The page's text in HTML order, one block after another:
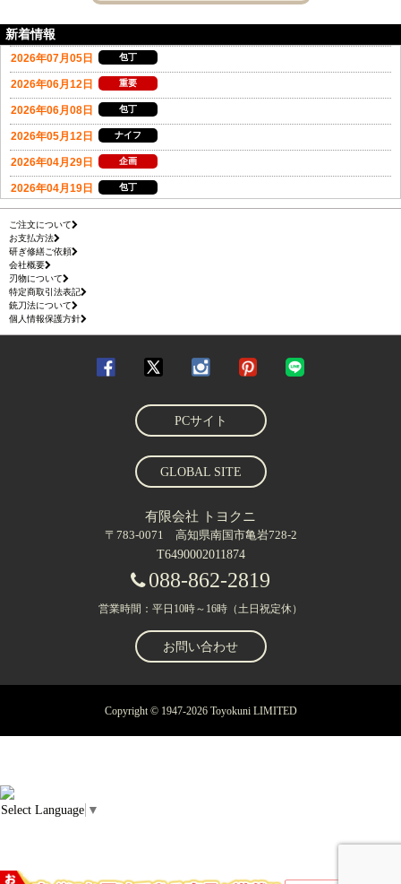
新着情報
ご注文について
お支払方法
研ぎ修繕ご依頼
会社概要
刃物について
特定商取引法表記
銃刀法について
個人情報保護方針
PCサイト
GLOBAL SITE
有限会社 トヨクニ
〒783-0071 高知県南国市亀岩728-2
T6490002011874
088-862-2819
営業時間：平日10時～16時（土日祝定休）
お問い合わせ
Copyright © 1947-2026 Toyokuni LIMITED
Select Language ▼